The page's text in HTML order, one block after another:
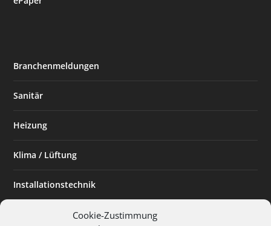
Cookie-Zustimmung
Branchenmeldungen
Sanitär
Heizung
Klima / Lüftung
Installationstechnik
Planen & Bauen